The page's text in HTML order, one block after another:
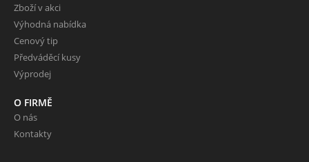
Zboží v akci
Výhodná nabídka
Cenový tip
Předváděcí kusy
Výprodej
O FIRMĚ
O nás
Kontakty